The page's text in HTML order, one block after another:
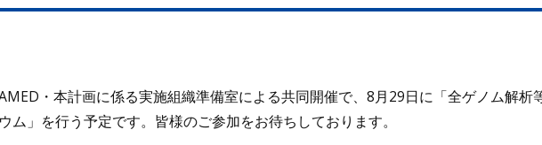
・本計画に係る実施組織準備室による共同開催で、8月29日に「全ゲノム解析
ム」を行う予定です。皆様のご参加をお待ちしております。